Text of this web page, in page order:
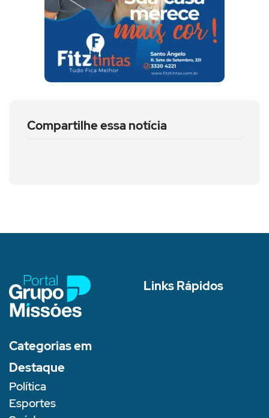
Compartilhe essa notícia
Links Rápidos
Categorias em
Destaque
Política
Esportes